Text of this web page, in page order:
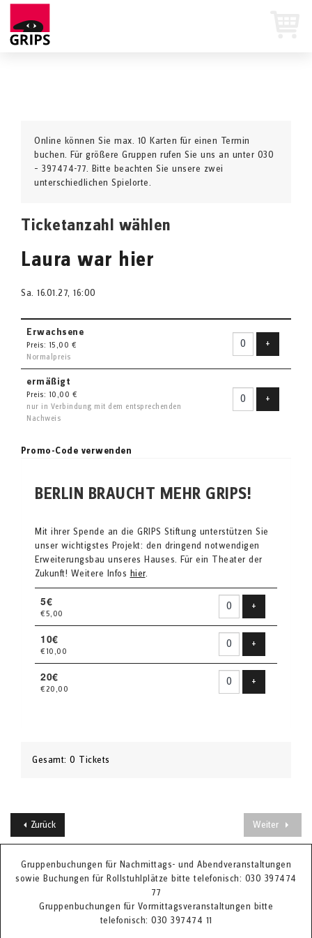
Online können Sie max. 10 Karten für einen Termin
buchen. Für größere Gruppen rufen Sie uns an unter 030
– 397474-77. Bitte beachten Sie unsere zwei
unterschiedlichen Spielorte.
Ticketanzahl wählen
Laura war hier
Sa. 16.01.27, 16:00
Erwachsene
Preis: 15,00 €
Normalpreis
+
ermäßigt
Preis: 10,00 €
nur in Verbindung mit dem entsprechenden
Nachweis
+
Promo-Code verwenden
BERLIN BRAUCHT MEHR GRIPS!
Mit ihrer Spende an die GRIPS Stiftung unterstützen Sie
unser wichtigstes Projekt: den dringend notwendigen
Erweiterungsbau unseres Hauses. Für ein Theater der
Zukunft! Weitere Infos hier.
5€
€5,00
+
10€
€10,00
+
20€
€20,00
+
Gesamt: 0 Tickets
Zurück Weiter
Gruppenbuchungen für Nachmittags- und Abendveranstaltungen
sowie Buchungen für Rollstuhlplätze bitte telefonisch: 030 397474
77
Gruppenbuchungen für Vormittagsveranstaltungen bitte
telefonisch: 030 397474 11